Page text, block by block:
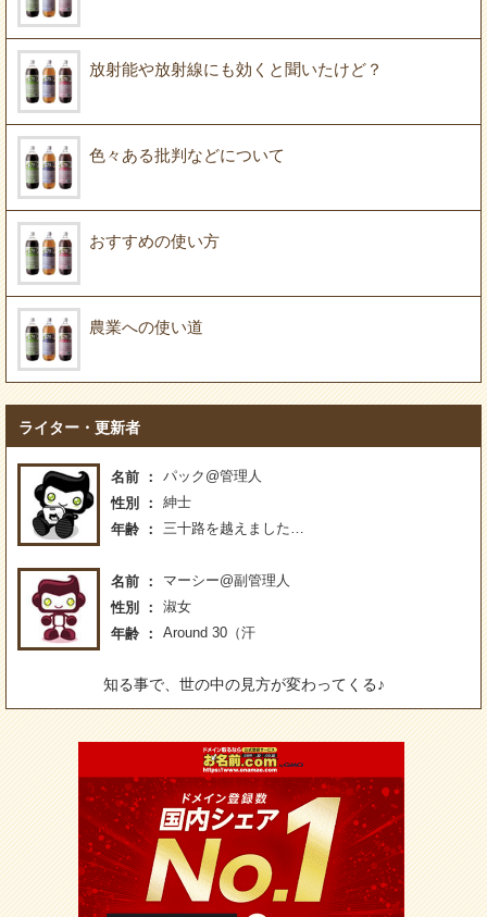
放射能や放射線にも効くと聞いたけど？
色々ある批判などについて
おすすめの使い方
農業への使い道
ライター・更新者
名前
パック@管理人
性別
紳士
年齢
三十路を越えました…
名前
マーシー@副管理人
性別
淑女
年齢
Around 30（汗
知る事で、世の中の見方が変わってくる♪